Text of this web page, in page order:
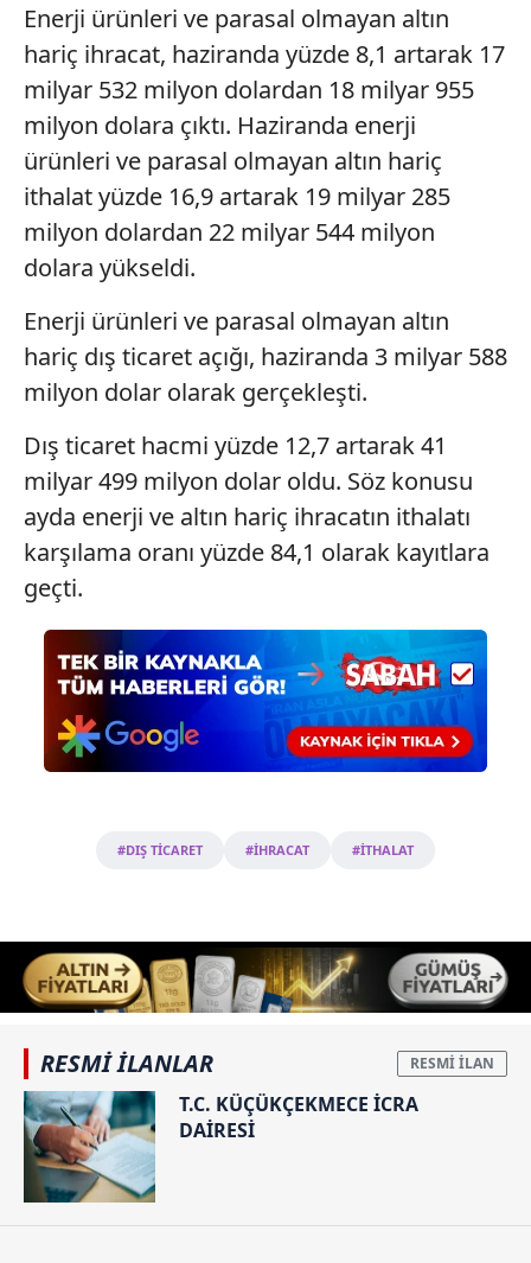
Enerji ürünleri ve parasal olmayan altın
hariç ihracat, haziranda yüzde 8,1 artarak 17
milyar 532 milyon dolardan 18 milyar 955
milyon dolara çıktı. Haziranda enerji
ürünleri ve parasal olmayan altın hariç
ithalat yüzde 16,9 artarak 19 milyar 285
milyon dolardan 22 milyar 544 milyon
dolara yükseldi.
Enerji ürünleri ve parasal olmayan altın
hariç dış ticaret açığı, haziranda 3 milyar 588
milyon dolar olarak gerçekleşti.
Dış ticaret hacmi yüzde 12,7 artarak 41
milyar 499 milyon dolar oldu. Söz konusu
ayda enerji ve altın hariç ihracatın ithalatı
karşılama oranı yüzde 84,1 olarak kayıtlara
geçti.
#DIŞ TİCARET #İHRACAT #İTHALAT
RESMİ İLANLAR
T.C. KÜÇÜKÇEKMECE İCRA
DAİRESİ